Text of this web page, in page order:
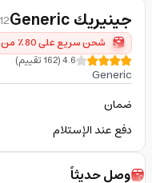
جينيريكGeneric12 منتج متاح
شحن سريع على 80٪ من المنتجات
4.6
(
162تقييم)
Generic
ضمان
دفع عند الإستلام
وصل حديثاً